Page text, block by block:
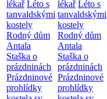
lékař Léto s
tanvaldskými
kostely
Rodný dům
Antala
Staška o
prázdninách
Prázdninové
prohlídky
lékař Léto s
tanvaldskými
kostely
Rodný dům
Antala
Staška o
prázdninách
Prázdninové
prohlídky